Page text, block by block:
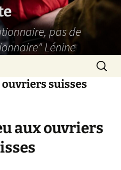
pas de
Lénine
ouvriers suisses
aux ouvriers